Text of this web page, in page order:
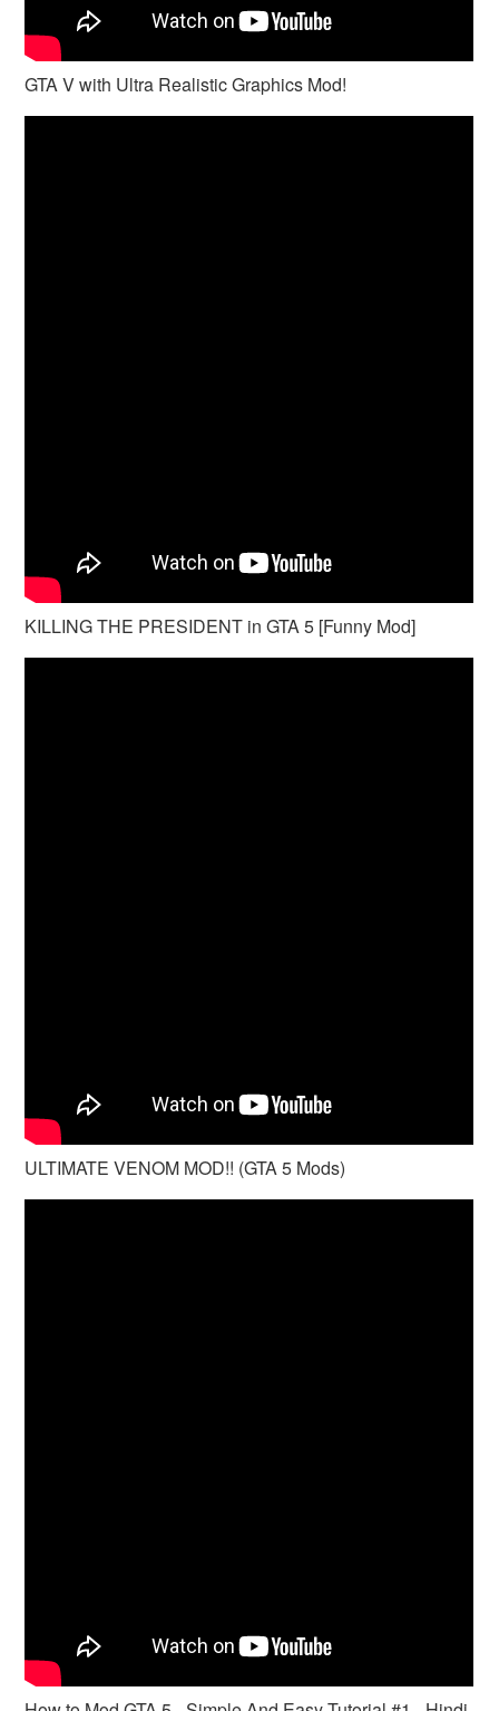
GTA V with Ultra Realistic Graphics Mod!
KILLING THE PRESIDENT in GTA 5 [Funny Mod]
ULTIMATE VENOM MOD!! (GTA 5 Mods)